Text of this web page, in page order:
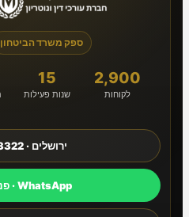
ספק משרד הביטחון
2,900
לקוחות
15
שנות פעילות
ירושלים · 02-5953322
WhatsApp · פנייה מהירה